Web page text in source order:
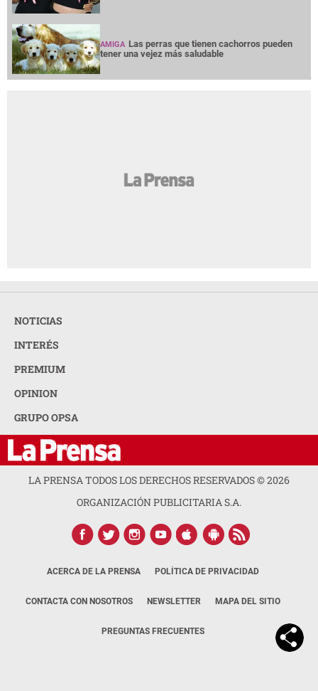
AMIGA Las perras que tienen cachorros pueden
tener una vejez más saludable
NOTICIAS
INTERÉS
PREMIUM
OPINION
GRUPO OPSA
LA PRENSA TODOS LOS DERECHOS RESERVADOS ©2026
ORGANIZACIÓN PUBLICITARIA S.A.
ACERCA DE LA PRENSA POLÍTICA DE PRIVACIDAD
CONTACTA CON NOSOTROS NEWSLETTER MAPA DEL SITIO
PREGUNTAS FRECUENTES